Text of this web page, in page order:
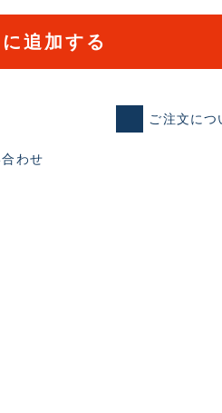
追加する
ご注文につ
わせ